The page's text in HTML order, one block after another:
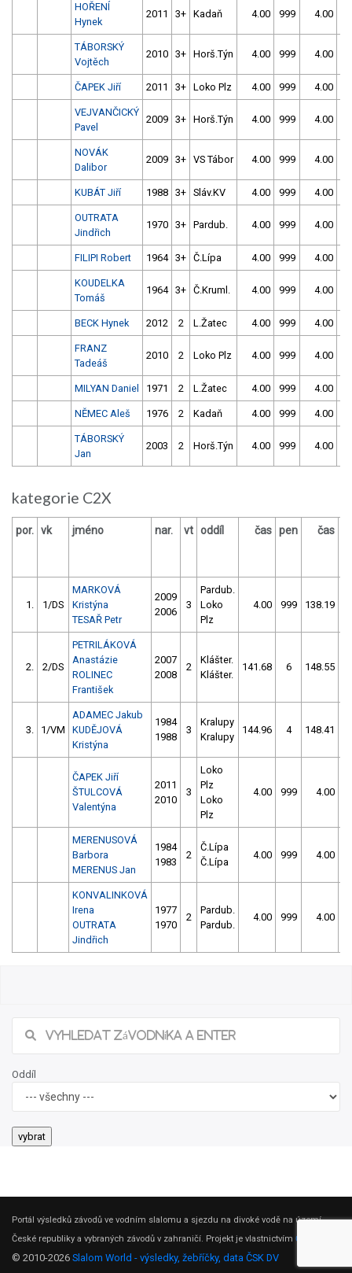
HOŘENÍ
Hynek
2011 3+ Kadaň 4.00 999 4.00
TÁBORSKÝ
Vojtěch
2010 3+ Horš.Týn 4.00 999 4.00
ČAPEK Jiří 2011 3+ Loko Plz 4.00 999 4.00
VEJVANČICKÝ
Pavel
2009 3+ Horš.Týn 4.00 999 4.00
NOVÁK
Dalibor
2009 3+ VS Tábor 4.00 999 4.00
KUBÁT Jiří 1988 3+ Sláv.KV 4.00 999 4.00
OUTRATA
Jindřich
1970 3+ Pardub. 4.00 999 4.00
FILIPI Robert 1964 3+ Č.Lípa 4.00 999 4.00
KOUDELKA
Tomáš
1964 3+ Č.Kruml. 4.00 999 4.00
BECK Hynek 2012 2 L.Žatec 4.00 999 4.00
FRANZ
Tadeáš
2010 2 Loko Plz 4.00 999 4.00
MILYAN Daniel 1971 2 L.Žatec 4.00 999 4.00
NĚMEC Aleš 1976 2 Kadaň 4.00 999 4.00
TÁBORSKÝ
Jan
2003 2 Horš.Týn 4.00 999 4.00
kategorie C2X
por. vk jméno nar. vt oddíl čas pen čas
1. 1/DS
MARKOVÁ
Kristýna
TESAŘ Petr
2009
2006
3
Pardub.
Loko
Plz
4.00 999 138.19
2. 2/DS
PETRILÁKOVÁ
Anastázie
ROLINEC
František
2007
2008
2
Klášter.
Klášter.
141.68 6 148.55
3. 1/VM
ADAMEC Jakub
KUDĚJOVÁ
Kristýna
1984
1988
3
Kralupy
Kralupy
144.96 4 148.41
ČAPEK Jiří
ŠTULCOVÁ
Valentýna
2011
2010
3
Loko
Plz
Loko
Plz
4.00 999 4.00
MERENUSOVÁ
Barbora
MERENUS Jan
1984
1983
2
Č.Lípa
Č.Lípa
4.00 999 4.00
KONVALINKOVÁ
Irena
OUTRATA
Jindřich
1977
1970
2
Pardub.
Pardub.
4.00 999 4.00
Oddíl
Portál výsledků závodů ve vodním slalomu a sjezdu na divoké vodě na území
České republiky a vybraných závodů v zahraničí. Projekt je vlastnictvím ČSK DV
© 2010-2026 Slalom World - výsledky, žebříčky, data ČSK DV